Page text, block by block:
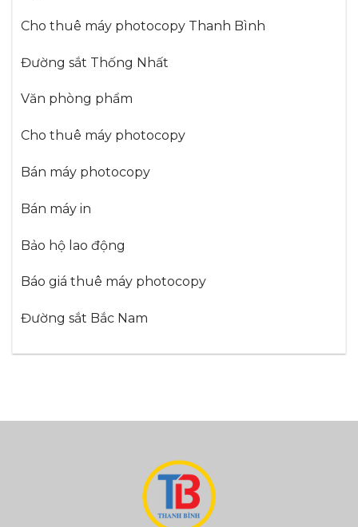
Cho thuê máy photocopy Thanh Bình
Đường sắt Thống Nhất
Văn phòng phẩm
Cho thuê máy photocopy
Bán máy photocopy
Bán máy in
Bảo hộ lao động
Báo giá thuê máy photocopy
Đường sắt Bắc Nam